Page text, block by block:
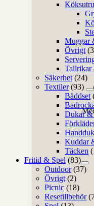
Muggar
Övrigt
Tallrikar
Säkerhet (24)
Textiler (93)
Bäddset
Dukar &
Kuddar
Täcken
Fritid & Spel (83)
Outdoor (37)
Övrigt (2)
Picnic (18)
Resetillbehör